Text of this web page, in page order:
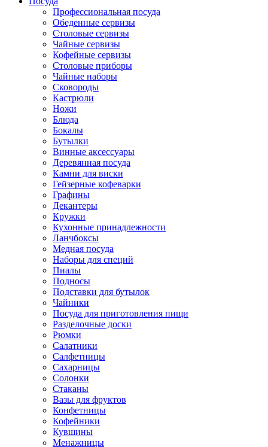
Профессиональная посуда
Обеденные сервизы
Столовые сервизы
Чайные сервизы
Кофейные сервизы
Столовые приборы
Чайные наборы
Сковороды
Кастрюли
Ножи
Блюда
Бокалы
Бутылки
Винные аксессуары
Деревянная посуда
Камни для виски
Гейзерные кофеварки
Графины
Декантеры
Кружки
Кухонные принадлежности
Ланчбоксы
Медная посуда
Наборы для специй
Пиалы
Подносы
Подставки для бутылок
Чайники
Посуда для приготовления пищи
Разделочные доски
Рюмки
Салатники
Салфетницы
Сахарницы
Солонки
Стаканы
Вазы для фруктов
Конфетницы
Кофейники
Кувшины
Менажницы